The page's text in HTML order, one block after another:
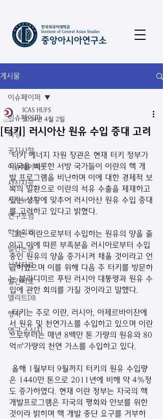
게시물
이슈페이퍼
특강
공지사항
이슈페이퍼
사진자료
시사뉴스
연구포럼
학술회의
발간논문
신착자료
발간자료
엘리트DB
행사
연구 소식지
이슈페이퍼
[터키] 러시아산 원유 수입 증대 고려
ICAS HUFS
2024년 4월 2일
터키 에너지 자원 장관은 현재 터키 정부가
미국을 비롯한 서방 국가들이 이란의 핵 개
발 프로그램을 비난하며 이에 대한 경제적 보
복의 일환으로 이란의 석유 수출을 제재하고
있는 상황에 맞추어 러시아산 원유 수입 증대
를 고려하고 있다고 밝혔다.
그는 이란으로부터 수입하는 원유의 양을 줄
이고 이에 따른 부족분을 러시아로부터 수입
중인 원유의 양을 증가시켜 채울 것이라고 언
급하였으며 이를 위해 다음 주 터키를 방문하
는 블라디미르 푸틴 러시아 대통령과 원유 수
입에 관한 회의를 가질 것이라고 말했다.
터키는 주로 이란, 러시아, 아제르바이잔에
서 원유 및 천연가스를 수입하고 있으며 이란
으로부터는 매년 8백만 톤 가량의 원유와 80
억㎥가량의 천연 가스를 수입하고 있다.
올해 1월부터 9월까지 터키의 원유 수입량
은 1440만 톤으로 2011년에 비해 약 4%정
도 증가하였다. 현재 이란 정부는 자국의 핵
개발프로그램은 자국의 평화와 안보를 위한
것이라 밝히며 핵 개발 중단 요구를 거부하